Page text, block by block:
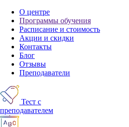
О центре
Программы обучения
Расписание и стоимость
Акции и скидки
Контакты
Блог
Отзывы
Преподаватели
Тест с
преподавателем